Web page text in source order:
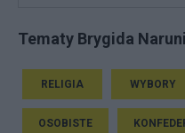
Tematy Brygida
RELIGIA WYBORY
OSOBISTE